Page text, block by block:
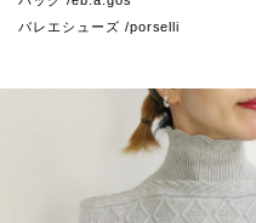
バレエシューズ /porselli